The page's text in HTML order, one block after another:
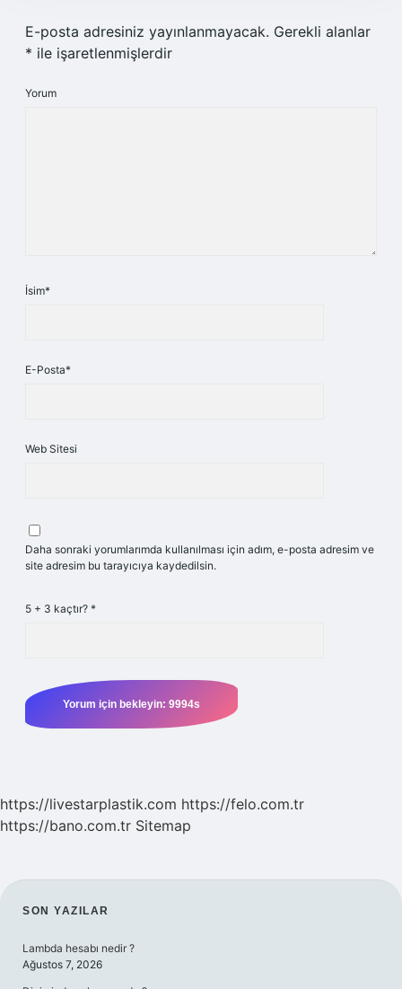
E-posta adresiniz yayınlanmayacak. Gerekli alanlar
* ile işaretlenmişlerdir
Yorum
İsim*
E-Posta*
Web Sitesi
Daha sonraki yorumlarımda kullanılması için adım, e-posta adresim ve
site adresim bu tarayıcıya kaydedilsin.
5 + 3 kaçtır? *
https://livestarplastik.com https://felo.com.tr
https://bano.com.tr Sitemap
SIDEBAR
SON YAZILAR
Lambda hesabı nedir ?
Ağustos 7, 2026